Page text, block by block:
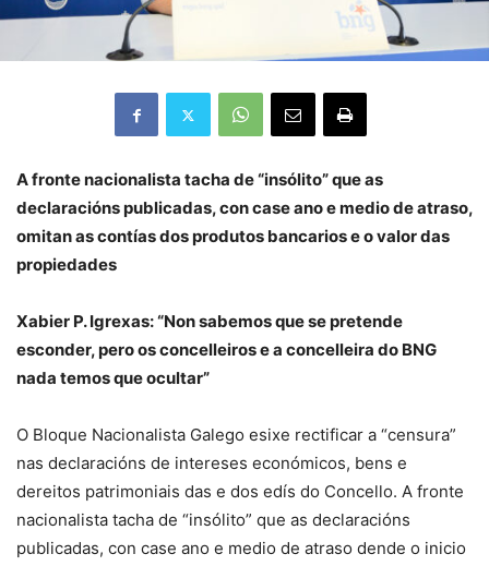
A fronte nacionalista tacha de “insólito” que as
declaracións publicadas, con case ano e medio de atraso,
omitan as contías dos produtos bancarios e o valor das
propiedades
Xabier P. Igrexas: “Non sabemos que se pretende
esconder, pero os concelleiros e a concelleira do BNG
nada temos que ocultar”
O Bloque Nacionalista Galego esixe rectificar a “censura”
nas declaracións de intereses económicos, bens e
dereitos patrimoniais das e dos edís do Concello. A fronte
nacionalista tacha de “insólito” que as declaracións
publicadas, con case ano e medio de atraso dende o inicio